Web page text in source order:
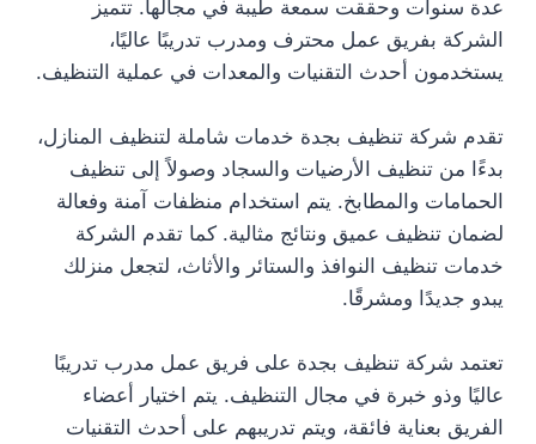
عدة سنوات وحققت سمعة طيبة في مجالها. تتميز
الشركة بفريق عمل محترف ومدرب تدريبًا عاليًا،
يستخدمون أحدث التقنيات والمعدات في عملية التنظيف.
تقدم شركة تنظيف بجدة خدمات شاملة لتنظيف المنازل،
بدءًا من تنظيف الأرضيات والسجاد وصولاً إلى تنظيف
الحمامات والمطابخ. يتم استخدام منظفات آمنة وفعالة
لضمان تنظيف عميق ونتائج مثالية. كما تقدم الشركة
خدمات تنظيف النوافذ والستائر والأثاث، لتجعل منزلك
يبدو جديدًا ومشرقًا.
تعتمد شركة تنظيف بجدة على فريق عمل مدرب تدريبًا
عاليًا وذو خبرة في مجال التنظيف. يتم اختيار أعضاء
الفريق بعناية فائقة، ويتم تدريبهم على أحدث التقنيات